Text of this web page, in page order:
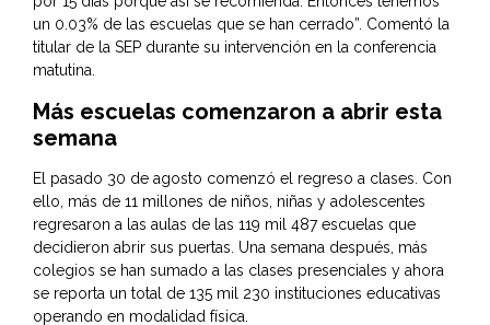
un 0.03% de las escuelas que se han cerrado”. Comentó la
titular de la SEP durante su intervención en la conferencia
matutina.
Más escuelas comenzaron a abrir esta
semana
El pasado 30 de agosto comenzó el regreso a clases. Con
ello, más de 11 millones de niños, niñas y adolescentes
regresaron a las aulas de las 119 mil 487 escuelas que
decidieron abrir sus puertas. Una semana después, más
colegios se han sumado a las clases presenciales y ahora
se reporta un total de 135 mil 230 instituciones educativas
operando en modalidad física.